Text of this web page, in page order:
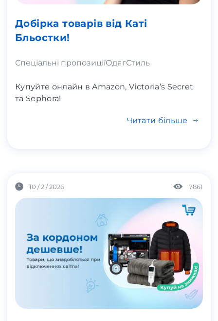
Добірка товарів від Каті
Бльостки!
Спеціальні пропозиціїОдягСтиль
Купуйте онлайн в Amazon, Victoria’s Secret
та Sephora!
Читати більше
10 / 2 / 2026 7861